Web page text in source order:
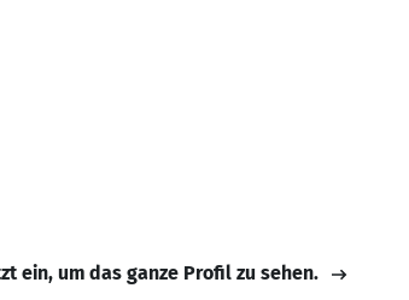
ein, um das ganze Profil zu sehen.